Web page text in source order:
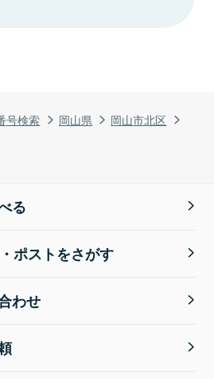
号検索 岡山県
岡山市北区
る
ポストをさがす
わせ